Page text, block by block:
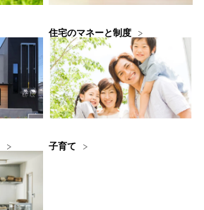
住宅のマネーと制度
子育て